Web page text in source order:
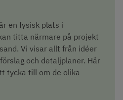
en fysisk plats i
titta närmare på projekt
Vi visar allt från idéer
och detaljplaner. Här
tycka till om de olika